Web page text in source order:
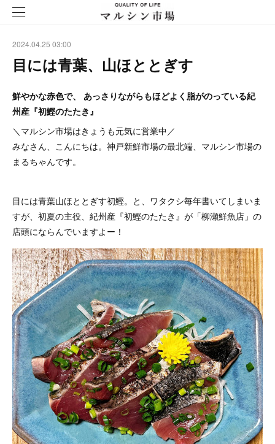
2024.04.25 03:00
目には青葉、山ほととぎす
鮮やかな赤色で、 あっさりながらもほどよく脂がのっている紀
州産『初鰹のたたき』
＼マルシン市場はきょうも元気に営業中／
みなさん、こんにちは。神戸新鮮市場の最北端、マルシン市場の
まるちゃんです。
目には青葉山ほととぎす初鰹。と、ワタクシ毎年書いてしまいま
すが、初夏の主役、紀州産『初鰹のたたき』が「柳瀬鮮魚店」の
店頭にならんでいますよー！